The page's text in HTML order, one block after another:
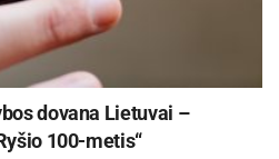
dovana Lietuvai –
100-metis“